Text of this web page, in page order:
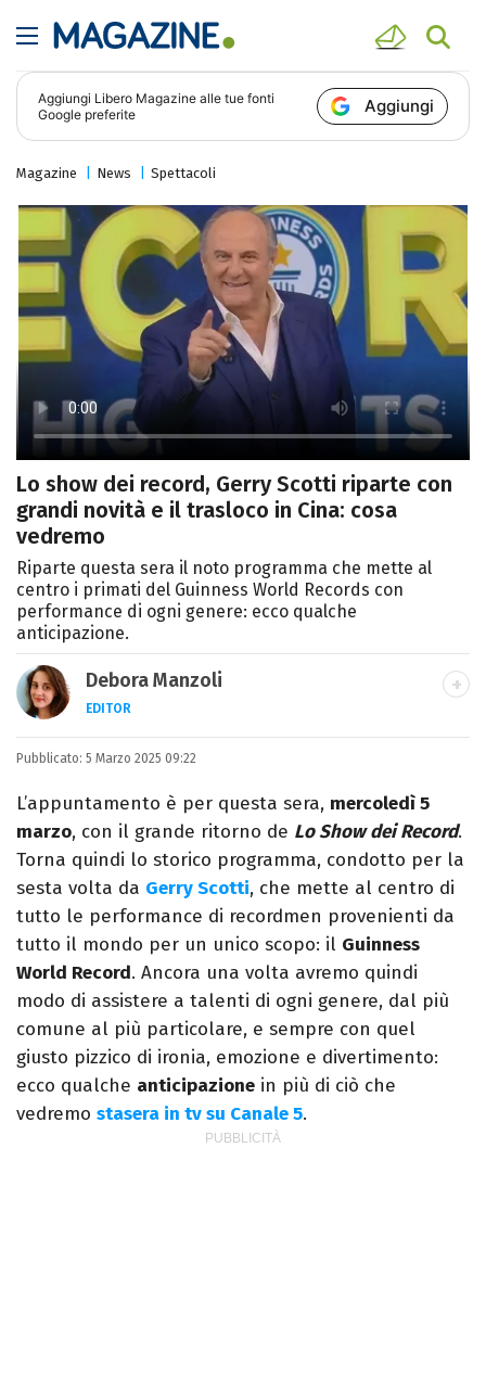
Aggiungi Libero Magazine alle tue fonti
Google preferite
Aggiungi
Magazine News Spettacoli
Lo show dei record, Gerry Scotti riparte con
grandi novità e il trasloco in Cina: cosa
vedremo
Riparte questa sera il noto programma che mette al
centro i primati del Guinness World Records con
performance di ogni genere: ecco qualche
anticipazione.
Debora Manzoli
EDITOR
LINKEDIN
INSTAGRAM FACEBOOK SITO
Scrittrice, copywriter, editor e pubblicista
mantovana, laureata in Lettere, Cinema e
Tv. Ha due libri all’attivo e ama la scrittura
alla follia.
Pubblicato: 5 Marzo 2025 09:22
L’appuntamento è per questa sera, mercoledì 5
marzo, con il grande ritorno de Lo Show dei Record.
Torna quindi lo storico programma, condotto per la
sesta volta da Gerry Scotti, che mette al centro di
tutto le performance di recordmen provenienti da
tutto il mondo per un unico scopo: il Guinness
World Record. Ancora una volta avremo quindi
modo di assistere a talenti di ogni genere, dal più
comune al più particolare, e sempre con quel
giusto pizzico di ironia, emozione e divertimento:
ecco qualche anticipazione in più di ciò che
vedremo stasera in tv su Canale 5.